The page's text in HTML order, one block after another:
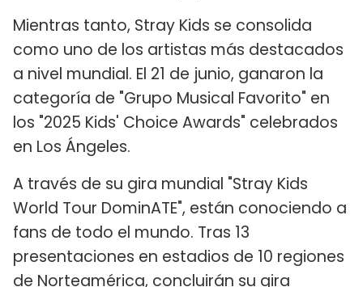
Mientras tanto, Stray Kids se consolida
como uno de los artistas más destacados
a nivel mundial. El 21 de junio, ganaron la
categoría de "Grupo Musical Favorito" en
los "2025 Kids' Choice Awards" celebrados
en Los Ángeles.
A través de su gira mundial "Stray Kids
World Tour DominATE", están conociendo a
fans de todo el mundo. Tras 13
presentaciones en estadios de 10 regiones
de Norteamérica, concluirán su gira